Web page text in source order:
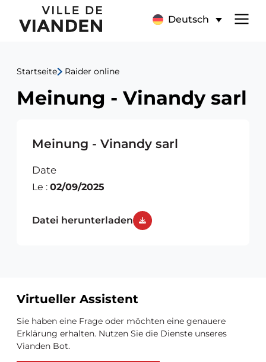
Meinung
Vinandy
sarl
Deutsch
Hauptnavigationsmenü
Startseite Raider online
Meinung - Vinandy sarl
Meinung - Vinandy sarl
Date
Le : 02/09/2025
Datei herunterladen
Zusätzliche
Ressourcen
Virtueller Assistent
Sie haben eine Frage oder möchten eine genauere
Erklärung erhalten. Nutzen Sie die Dienste unseres
Vianden Bot.